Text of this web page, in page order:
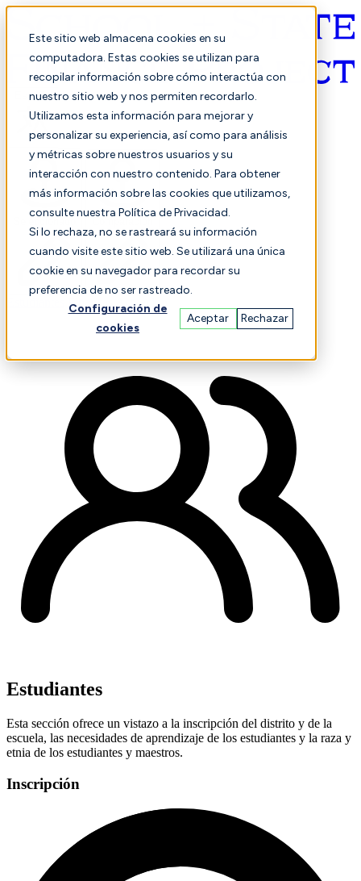
Este sitio web almacena cookies en su
computadora. Estas cookies se utilizan para
recopilar información sobre cómo interactúa con
nuestro sitio web y nos permiten recordarlo.
Utilizamos esta información para mejorar y
personalizar su experiencia, así como para análisis
y métricas sobre nuestros usuarios y su
interacción con nuestro contenido. Para obtener
más información sobre las cookies que utilizamos,
consulte nuestra Política de Privacidad.
Si lo rechaza, no se rastreará su información
cuando visite este sitio web. Se utilizará una única
cookie en su navegador para recordar su
preferencia de no ser rastreado.
Configuración de
cookies
Aceptar Rechazar
Español
Finanzas Actuación
Estudiantes
Esta sección ofrece un vistazo a la inscripción del distrito y de la
escuela, las necesidades de aprendizaje de los estudiantes y la raza y
etnia de los estudiantes y maestros.
Inscripción